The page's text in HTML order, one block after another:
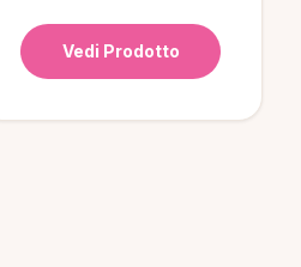
Vedi Prodotto